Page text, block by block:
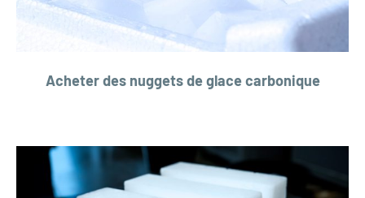
Acheter des nuggets de glace carbonique